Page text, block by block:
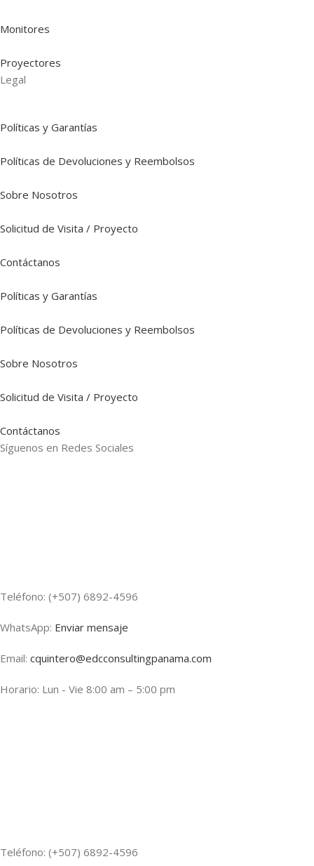
Monitores
Proyectores
Legal
Políticas y Garantías
Políticas de Devoluciones y Reembolsos
Sobre Nosotros
Solicitud de Visita / Proyecto
Contáctanos
Políticas y Garantías
Políticas de Devoluciones y Reembolsos
Sobre Nosotros
Solicitud de Visita / Proyecto
Contáctanos
Síguenos en Redes Sociales
Teléfono: (+507) 6892-4596
WhatsApp: Enviar mensaje
Email: cquintero@edcconsultingpanama.com
Horario: Lun - Vie 8:00 am – 5:00 pm
Teléfono: (+507) 6892-4596